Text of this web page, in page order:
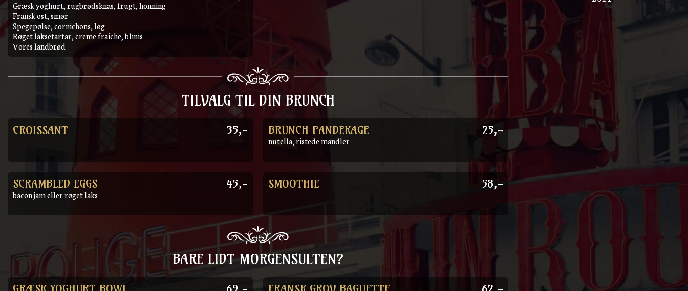
Græsk yoghurt, rugbrødsknas, frugt, honning
Fransk ost, smør
Spegepølse, cornichons, løg
Røget laksetartar, creme fraiche, blinis
Vores landbrød
TILVALG TIL DIN BRUNCH
CROISSANT 35,- BRUNCH PANDEKAGE
nutella, ristede mandler
25,-
SCRAMBLED EGGS
bacon jam eller røget laks
45,- SMOOTHIE 58,-
BARE LIDT MORGENSULTEN?